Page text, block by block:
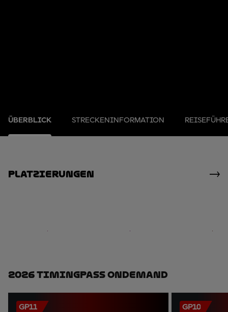
ÜBERBLICK STRECKENINFORMATION
Platzierungen
2026 TimingPass OnDemand
GP11 GP10